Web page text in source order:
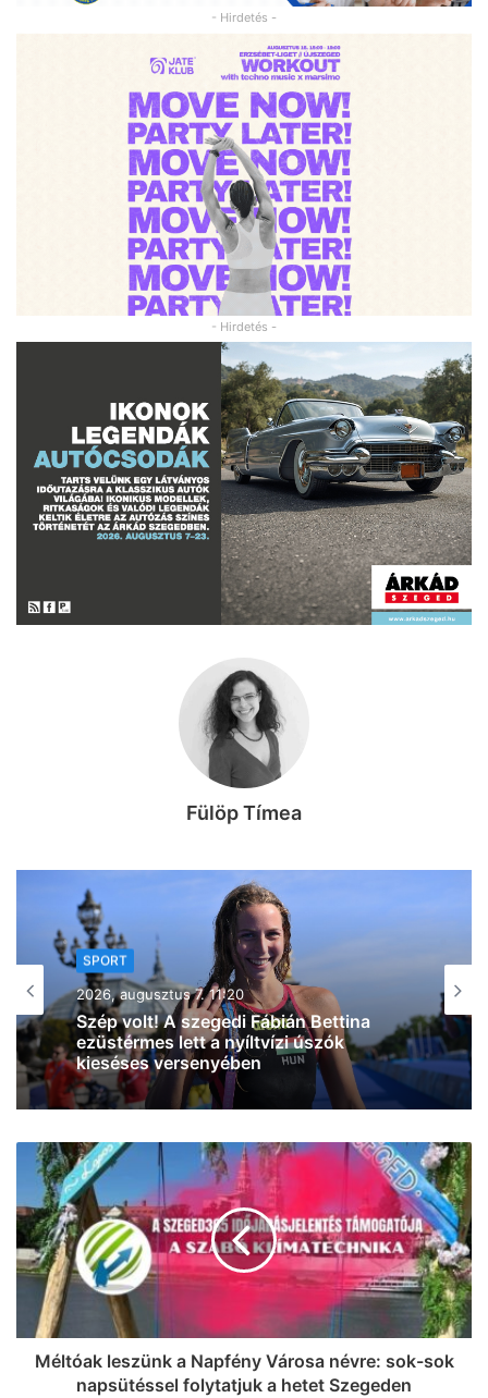
- Hirdetés -
- Hirdetés -
Fülöp Tímea
SPORT
2026, augusztus 6. 16:01
A szegedi Takács Benedek ezüstérmes
lett a Squash Egyetemi
Világbajnokságon (fotó)
SPORT
2026, augusztus 5. 19:53
Most a szegedieken a sor: Szabó
„Sonka” László a Magyar Kézilabda
Hírességek Csarnokába kerülhet
Méltóak leszünk a Napfény Városa névre: sok-sok
napsütéssel folytatjuk a hetet Szegeden